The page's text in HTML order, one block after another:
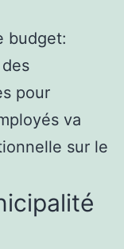
budget:
pour
va
sur le